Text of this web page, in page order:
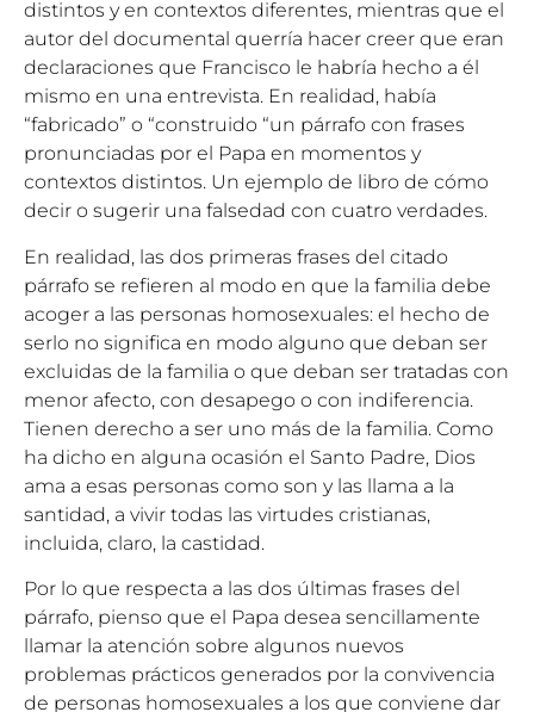
distintos y en contextos diferentes, mientras que el
autor del documental querría hacer creer que eran
declaraciones que Francisco le habría hecho a él
mismo en una entrevista. En realidad, había
“fabricado” o “construido “un párrafo con frases
pronunciadas por el Papa en momentos y
contextos distintos. Un ejemplo de libro de cómo
decir o sugerir una falsedad con cuatro verdades.
En realidad, las dos primeras frases del citado
párrafo se refieren al modo en que la familia debe
acoger a las personas homosexuales: el hecho de
serlo no significa en modo alguno que deban ser
excluidas de la familia o que deban ser tratadas con
menor afecto, con desapego o con indiferencia.
Tienen derecho a ser uno más de la familia. Como
ha dicho en alguna ocasión el Santo Padre, Dios
ama a esas personas como son y las llama a la
santidad, a vivir todas las virtudes cristianas,
incluida, claro, la castidad.
Por lo que respecta a las dos últimas frases del
párrafo, pienso que el Papa desea sencillamente
llamar la atención sobre algunos nuevos
problemas prácticos generados por la convivencia
de personas homosexuales a los que conviene dar